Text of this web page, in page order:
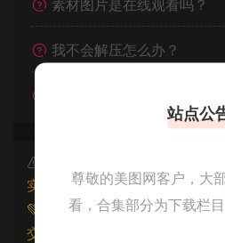
素材图片是在线观看吗？
我不会解压怎么办？
本文资源仅供个人参考学
实将封禁账号权限！
💚本文资源均来源网友分享，
交工单处理。
站点公
尊敬的美图网客户，大
看，合集部分为下载栏